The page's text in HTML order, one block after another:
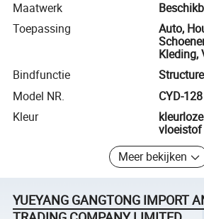
Maatwerk
Toepassing
Auto,
Kleding,
Bindfunctie
Model NR.
CYD-128
Kleur
vloeistof
Meer bekijken
YUEYANG GANGTONG IMPORT